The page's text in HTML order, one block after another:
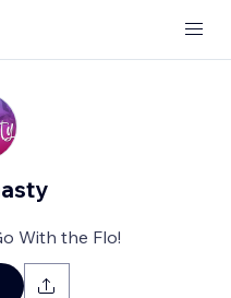
With the Flo!